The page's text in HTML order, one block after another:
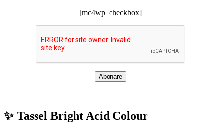
[mc4wp_checkbox]
✨ Tassel Bright Acid Colour